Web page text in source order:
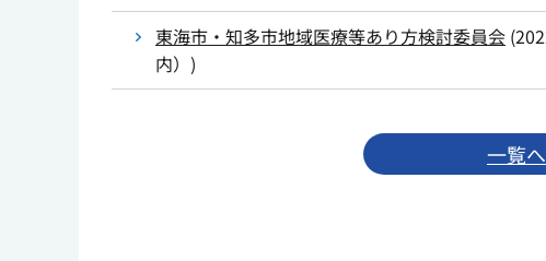
東海市・知多市地域医療等あり方検討委員会 (
内） )
一覧へ